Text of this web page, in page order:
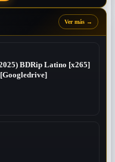
Ver más →
BDRip Latino [x265]